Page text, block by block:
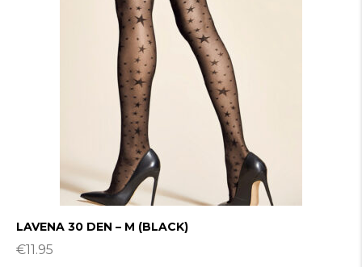
LAVENA 30 DEN – M (BLACK)
€11.95